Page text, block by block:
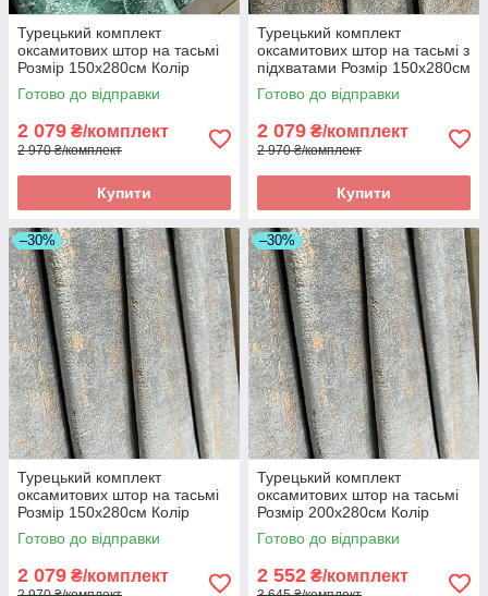
Турецький комплект
оксамитових штор на тасьмі
Розмір 150х280см Колір
Зелений
Готово до відправки
2 079 ₴/комплект
2 970 ₴/комплект
Купити
Турецький комплект
оксамитових штор на тасьмі з
підхватами Розмір 150х280см
Колір Капучіно
Готово до відправки
2 079 ₴/комплект
2 970 ₴/комплект
Купити
–30%
Турецький комплект
оксамитових штор на тасьмі
Розмір 150х280см Колір
Сірий
Готово до відправки
2 079 ₴/комплект
–30%
Турецький комплект
оксамитових штор на тасьмі
Розмір 200х280см Колір
Сірий
Готово до відправки
2 552 ₴/комплект